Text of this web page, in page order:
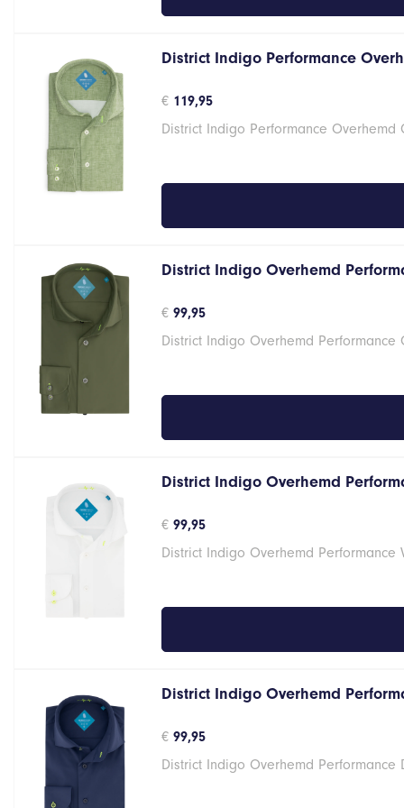
District Indigo Performance
€ 119,95
District Indigo Performance Overhemd
District Indigo Overhemd
€ 99,95
District Indigo Overhemd Performance
District Indigo Overhemd
€ 99,95
District Indigo Overhemd Performance
District Indigo Overhemd
€ 99,95
District Indigo Overhemd Performance